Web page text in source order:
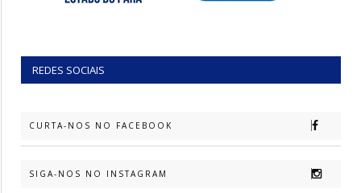
REDES SOCIAIS
CURTA-NOS NO FACEBOOK
SIGA-NOS NO INSTAGRAM